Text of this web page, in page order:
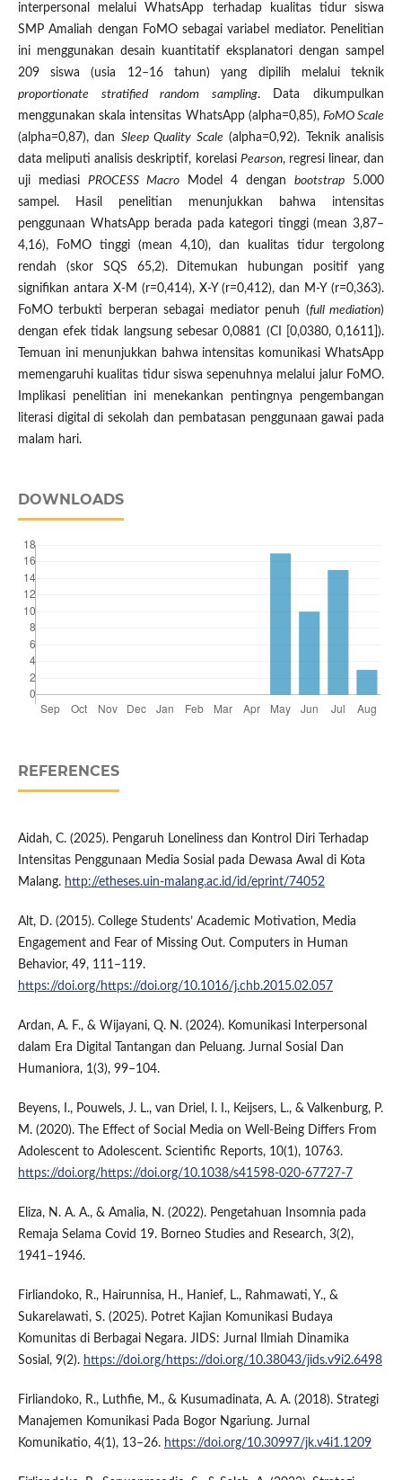
interpersonal melalui WhatsApp terhadap kualitas tidur siswa
SMP Amaliah dengan FoMO sebagai variabel mediator. Penelitian
ini menggunakan desain kuantitatif eksplanatori dengan sampel
209 siswa (usia 12–16 tahun) yang dipilih melalui teknik
proportionate stratified random sampling. Data dikumpulkan
menggunakan skala intensitas WhatsApp (alpha=0,85), FoMO Scale
(alpha=0,87), dan Sleep Quality Scale (alpha=0,92). Teknik analisis
data meliputi analisis deskriptif, korelasi Pearson, regresi linear, dan
uji mediasi PROCESS Macro Model 4 denganbootstrap 5.000
sampel. Hasil penelitian menunjukkan bahwa intensitas
penggunaan WhatsApp berada pada kategori tinggi (mean 3,87–
4,16), FoMO tinggi (mean 4,10), dan kualitas tidur tergolong
rendah (skor SQS 65,2). Ditemukan hubungan positif yang
signifikan antara X-M (r=0,414), X-Y (r=0,412), dan M-Y (r=0,363).
FoMO terbukti berperan sebagai mediator penuh (full mediation)
dengan efek tidak langsung sebesar 0,0881 (CI [0,0380, 0,1611]).
Temuan ini menunjukkan bahwa intensitas komunikasi WhatsApp
memengaruhi kualitas tidur siswa sepenuhnya melalui jalur FoMO.
Implikasi penelitian ini menekankan pentingnya pengembangan
literasi digital di sekolah dan pembatasan penggunaan gawai pada
malam hari.
DOWNLOADS
REFERENCES
Aidah, C. (2025). Pengaruh Loneliness dan Kontrol Diri Terhadap
Intensitas Penggunaan Media Sosial pada Dewasa Awal di Kota
Malang. http://etheses.uin-malang.ac.id/id/eprint/74052
Alt, D. (2015). College Students’ Academic Motivation, Media
Engagement and Fear of Missing Out. Computers in Human
Behavior, 49, 111–119.
https://doi.org/https://doi.org/10.1016/j.chb.2015.02.057
Ardan, A. F., & Wijayani, Q. N. (2024). Komunikasi Interpersonal
dalam Era Digital Tantangan dan Peluang. Jurnal Sosial Dan
Humaniora, 1(3), 99–104.
Beyens, I., Pouwels, J. L., van Driel, I. I., Keijsers, L., & Valkenburg, P.
M. (2020). The Effect of Social Media on Well-Being Differs From
Adolescent to Adolescent. Scientific Reports, 10(1), 10763.
https://doi.org/https://doi.org/10.1038/s41598-020-67727-7
Eliza, N. A. A., & Amalia, N. (2022). Pengetahuan Insomnia pada
Remaja Selama Covid 19. Borneo Studies and Research, 3(2),
1941–1946.
Firliandoko, R., Hairunnisa, H., Hanief, L., Rahmawati, Y., &
Sukarelawati, S. (2025). Potret Kajian Komunikasi Budaya
Komunitas di Berbagai Negara. JIDS: Jurnal Ilmiah Dinamika
Sosial, 9(2). https://doi.org/https://doi.org/10.38043/jids.v9i2.6498
Firliandoko, R., Luthfie, M., & Kusumadinata, A. A. (2018). Strategi
Manajemen Komunikasi Pada Bogor Ngariung. Jurnal
Komunikatio, 4(1), 13–26. https://doi.org/10.30997/jk.v4i1.1209